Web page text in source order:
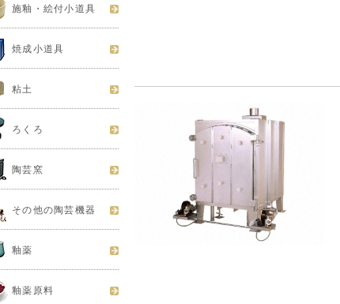
施釉・絵付小道具
焼成小道具
粘土
ろくろ
陶芸窯
その他の陶芸機器
釉薬
釉薬原料